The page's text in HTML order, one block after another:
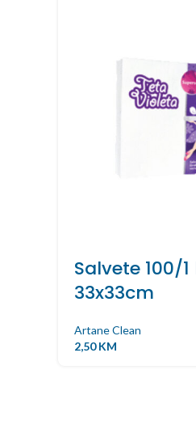
Salvete 100/
33x33cm
Artane Clean
2,50KM